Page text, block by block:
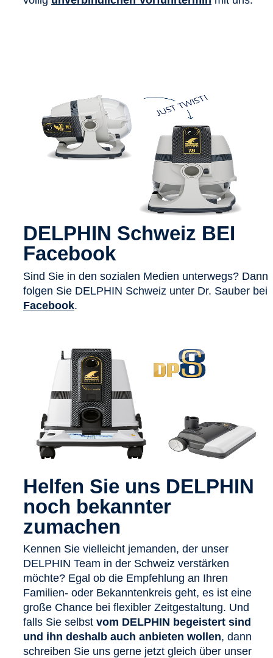
DELPHIN Schweiz BEI
Facebook
Sind Sie in den sozialen Medien unterwegs? Dann
folgen Sie DELPHIN Schweiz unter Dr. Sauber bei
Facebook.
Helfen Sie uns DELPHIN
noch bekannter
zumachen
Kennen Sie vielleicht jemanden, der unser
DELPHIN Team in der Schweiz verstärken
möchte? Egal ob die Empfehlung an Ihren
Familien- oder Bekanntenkreis geht, es ist eine
große Chance bei flexibler Zeitgestaltung. Und
falls Sie selbst vom DELPHIN begeistert sind
und ihn deshalb auch anbieten wollen, dann
schreiben Sie uns gerne jetzt gleich über unser